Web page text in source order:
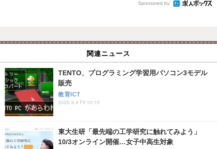
Sponsored by
関連ニュース
TENTO、プログラミング学習用パソコン3モデル
販売
教育ICT
2020.9.4 Fri 10:15
東大生研「最先端の工学研究に触れてみよう」
10/3オンライン開催…女子中高生対象